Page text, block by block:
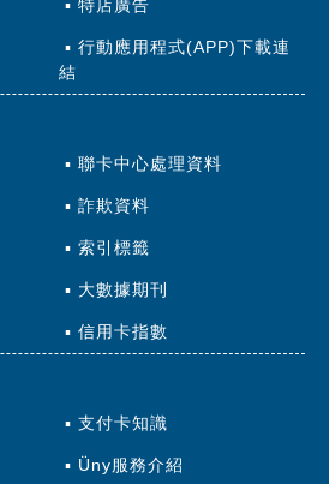
特店廣告
行動應用程式(APP)下載連
結
聯卡中心處理資料
詐欺資料
索引標籤
大數據期刊
信用卡指數
支付卡知識
Üny服務介紹